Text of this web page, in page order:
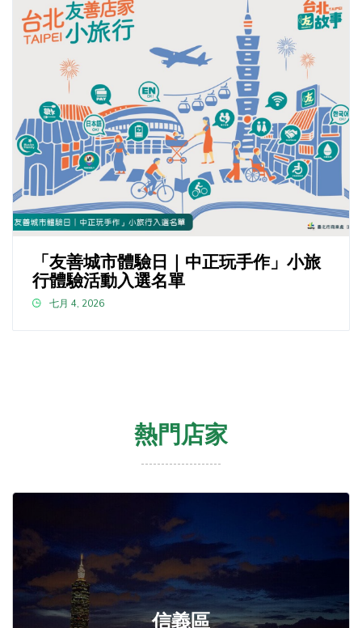
「友善城市體驗日｜中正玩手作」小旅
行體驗活動入選名單
七月 4, 2026
熱門店家
信義區